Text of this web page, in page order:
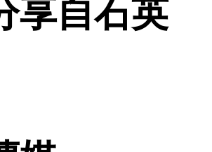
享自石英